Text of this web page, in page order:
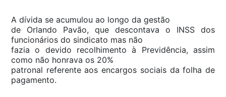
A dívida se acumulou ao longo da gestão
de Orlando Pavão, que descontava o INSS dos
funcionários do sindicato mas não
fazia o devido recolhimento à Previdência, assim
como não honrava os 20%
patronal referente aos encargos sociais da folha de
pagamento.